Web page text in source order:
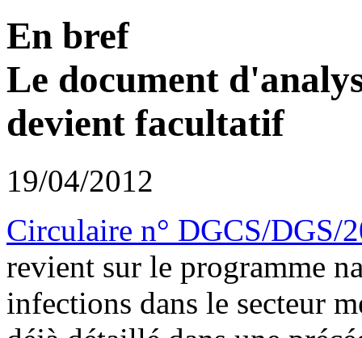
En bref
Le document
devient facultatif
19/04/2012
Circulaire n° DGCS/DGS/
revient sur le programme
infections dans le secteur